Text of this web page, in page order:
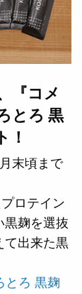
『コメ
とろ 黒
！
末頃まで
ロテイン
黒麹を選抜
て出来た黒
とろ 黒麹